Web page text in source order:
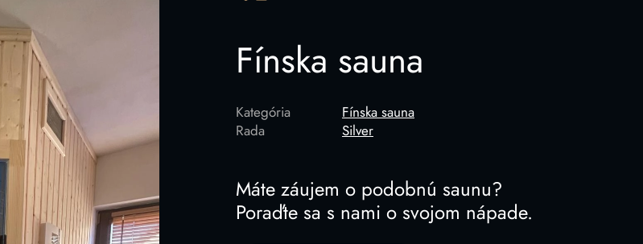
Fínska sauna
Kategória
Fínska sauna
Rada
Silver
Máte záujem o podobnú saunu?
Poraďte sa s nami o svojom nápade.